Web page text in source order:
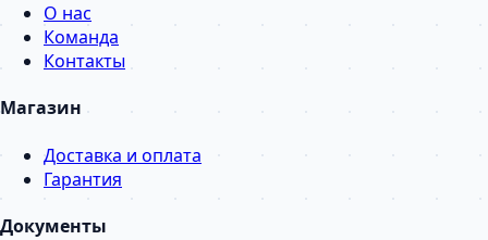
О нас
Команда
Контакты
Магазин
Доставка и оплата
Гарантия
Документы